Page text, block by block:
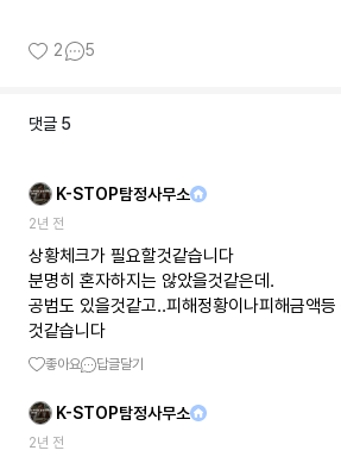
2 5
댓글 5
K-STOP탐정사무소
2년 전
상황체크가 필요할것같습니다
분명히 혼자하지는 않았을것같은데.
공범도 있을것같고..피해정황이나피해금액
것같습니다
좋아요 답글달기
K-STOP탐정사무소
2년 전